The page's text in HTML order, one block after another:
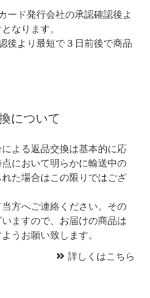
ード発行会社の承認確認後よ
なります。
後より最短で３日前後で商品
について
よる返品交換は基本的に応
において明らかに輸送中の
た場合はこの限りではござ
方へご連絡ください。その
ますので、お届けの商品は
うお願い致します。
詳しくはこちら